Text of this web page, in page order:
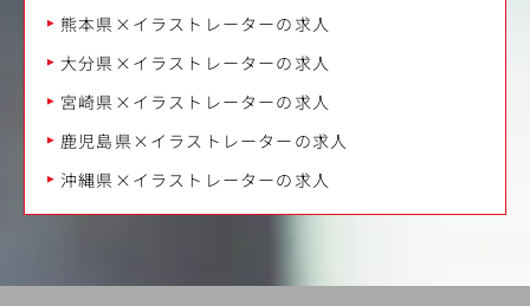
熊本県×イラストレーターの求人
大分県×イラストレーターの求人
宮崎県×イラストレーターの求人
鹿児島県×イラストレーターの求人
沖縄県×イラストレーターの求人